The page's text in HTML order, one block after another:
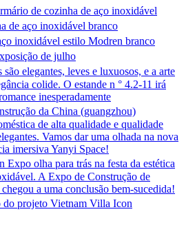
de cozinha de aço inoxidável
de aço inoxidável branco
inoxidável estilo Modren branco
de julho
elegantes, leves e luxuosos, e a arte
colide. O estande n ° 4.2-11 irá
inesperadamente
da China (guangzhou)
de alta qualidade e qualidade
Vamos dar uma olhada na nova
imersiva Yanyi Space!
Expo olha para trás na festa da estética
A Expo de Construção de
a uma conclusão bem-sucedida!
do projeto Vietnam Villa Icon